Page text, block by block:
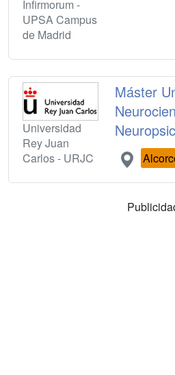
Infirmorum -
UPSA Campus
de Madrid
Universidad
Rey Juan
Carlos - URJC
Máster